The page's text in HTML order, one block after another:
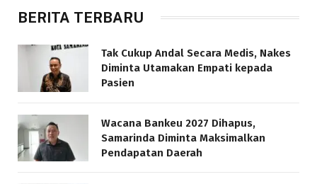
BERITA TERBARU
Tak Cukup Andal Secara Medis, Nakes
Diminta Utamakan Empati kepada
Pasien
Wacana Bankeu 2027 Dihapus,
Samarinda Diminta Maksimalkan
Pendapatan Daerah